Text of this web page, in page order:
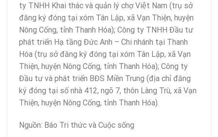
ty TNHH Khai thác và quản lý chợ Việt Nam (trụ sở
đăng ký đóng tại xóm Tân Lập, xã Vạn Thiện, huyện
Nông Cống, tỉnh Thanh Hóa); Công ty TNHH Đầu tư
phát triển Hạ tầng Đức Anh – Chi nhánh tại Thanh
Hóa (trụ sở đăng ký đóng tại xóm Tân Lập, xã Vạn
Thiện, huyện Nông Cống, tỉnh Thanh Hóa); Công ty
Đầu tư và phát triển BĐS Miền Trung (địa chỉ đăng
ký đóng tại số nhà 412, ngõ 7, thôn Làng Trù, xã Vạn
Thiện, huyện Nông Cống, tỉnh Thanh Hóa).
Nguồn: Báo Tri thức và Cuộc sống